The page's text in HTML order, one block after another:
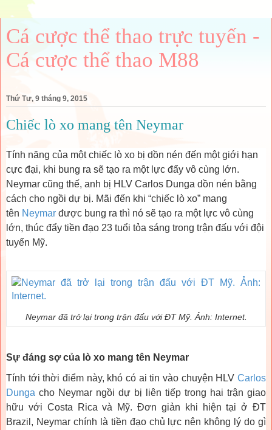
Cá cược thể thao trực tuyến -
Cá cược thể thao M88
Thứ Tư, 9 tháng 9, 2015
Chiếc lò xo mang tên Neymar
Tính năng của một chiếc lò xo bị dồn nén đến một giới hạn
cực đại, khi bung ra sẽ tạo ra một lực đẩy vô cùng lớn.
Neymar cũng thế, anh bị HLV Carlos Dunga dồn nén bằng
cách cho ngồi dự bị. Mãi đến khi “chiếc lò xo” mang
tên Neymar được bung ra thì nó sẽ tạo ra một lực vô cùng
lớn, thúc đẩy tiền đạo 23 tuổi tỏa sáng trong trận đấu với đội
tuyển Mỹ.
Neymar đã trở lại trong trận đấu với ĐT Mỹ. Ảnh: Internet.
Sự đáng sợ của lò xo mang tên Neymar
Tính tới thời điểm này, khó có ai tin vào chuyện HLV Carlos
Dunga cho Neymar ngồi dự bị liên tiếp trong hai trận giao
hữu với Costa Rica và Mỹ. Đơn giản khi hiện tại ở ĐT
Brazil, Neymar chính là tiền đạo chủ lực nên không lý do gì